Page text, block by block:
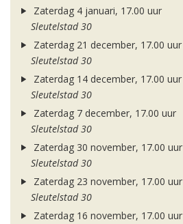
Zaterdag 4 januari, 17.00 uur
Sleutelstad 30
Zaterdag 21 december, 17.00 uur
Sleutelstad 30
Zaterdag 14 december, 17.00 uur
Sleutelstad 30
Zaterdag 7 december, 17.00 uur
Sleutelstad 30
Zaterdag 30 november, 17.00 uur
Sleutelstad 30
Zaterdag 23 november, 17.00 uur
Sleutelstad 30
Zaterdag 16 november, 17.00 uur